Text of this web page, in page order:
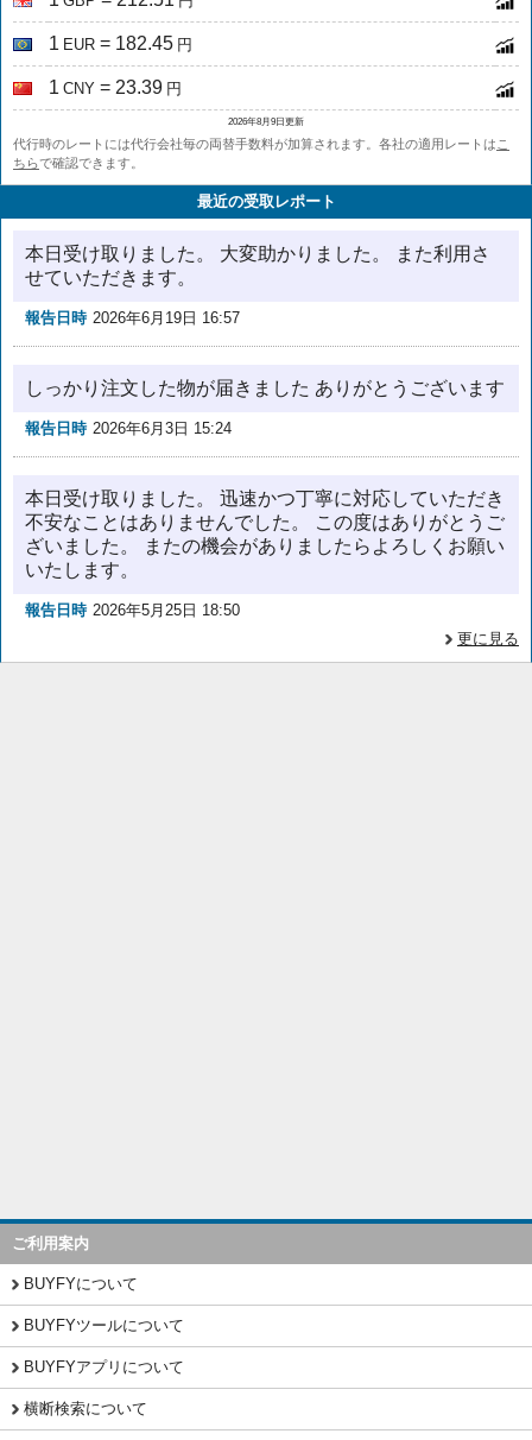
1 EUR = 182.45 円
1 CNY = 23.39 円
2026年8月9日更新
代行時のレートには代行会社毎の両替手数料が加算されます。各社の適用レートは こ
ちらで確認できます。
最近の受取レポート
本日受け取りました。 大変助かりました。 また利用さ
せていただきます。
報告日時 2026年6月19日 16:57
しっかり注文した物が届きました ありがとうございます
報告日時 2026年6月3日 15:24
本日受け取りました。 迅速かつ丁寧に対応していただき
不安なことはありませんでした。 この度はありがとうご
ざいました。 またの機会がありましたらよろしくお願い
いたします。
報告日時 2026年5月25日 18:50
更に見る
ご利用案内
BUYFYについて
BUYFYツールについて
BUYFYアプリについて
横断検索について